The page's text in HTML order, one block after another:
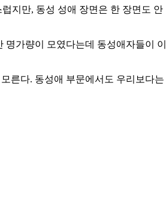
지만, 동성 성애 장면은 한 장면도
가량이 모였다는데 동성애자들이
른다. 동성애 부문에서도 우리보다